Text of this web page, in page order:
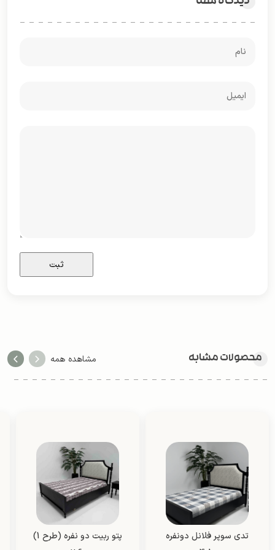
محصولات مشابه مشاهده همه
تدی سوپر فلانل دونفره
پتو ربیت دو نفره (طرح 1)